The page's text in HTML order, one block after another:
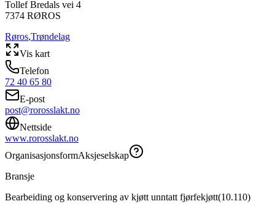
Tollef Bredals vei 4
7374 RØROS
Røros,Trøndelag
Vis kart
Telefon
72 40 65 80
E-post
post@rorosslakt.no
Nettside
www.rorosslakt.no
OrganisasjonsformAksjeselskap
Bransje
Bearbeiding og konservering av kjøtt unntatt fjørfekjøtt(10.110)